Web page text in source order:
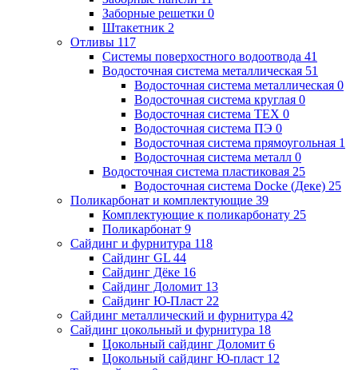
Заборные решетки 0
Штакетник 2
Отливы 117
Системы поверхостного водоотвода 41
Водосточная система металлическая 51
Водосточная система металлическая 0
Водосточная система круглая 0
Водосточная система ТЕХ 0
Водосточная система ПЭ 0
Водосточная система прямоугольная 1
Водосточная система металл 0
Водосточная система пластиковая 25
Водосточная система Docke (Деке) 25
Поликарбонат и комплектующие 39
Комплектующие к поликарбонату 25
Поликарбонат 9
Сайдинг и фурнитура 118
Сайдинг GL 44
Сайдинг Дёке 16
Сайдинг Доломит 13
Сайдинг Ю-Пласт 22
Сайдинг металлический и фурнитура 42
Сайдинг цокольный и фурнитура 18
Цокольный сайдинг Доломит 6
Цокольный сайдинг Ю-пласт 12